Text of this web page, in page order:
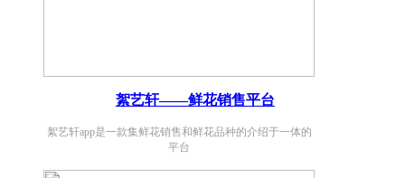
絮艺轩——鲜花销售平台
絮艺轩app是一款集鲜花销售和鲜花品种的介绍于一体的
平台